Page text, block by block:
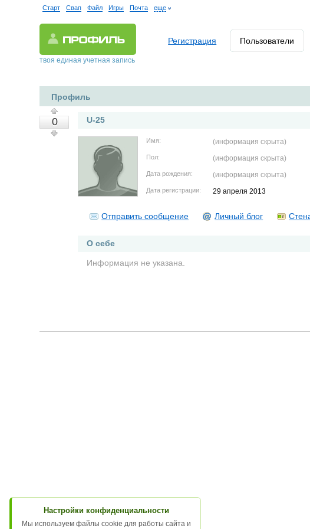
Старт Свап Файл Игры Почта еще
твоя единая учетная запись
Регистрация Пользователи
Профиль
0 U-25
Имя: (информация скрыта)
Пол: (информация скрыта)
Дата рождения: (информация скрыта)
Дата регистрации: 29 апреля 2013
Отправить сообщение Личный блог
О себе
Информация не указана.
Настройки конфиденциальности
Мы используем файлы cookie для работы сайта и